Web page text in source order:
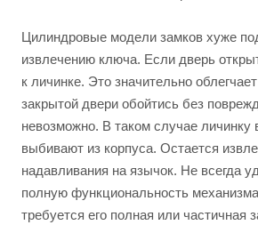
Цилиндровые модели замков хуже
извлечению ключа. Если дверь
к личинке. Это значительно
закрытой двери обойтись без
невозможно. В таком случае личинку
выбивают из корпуса. Остается
надавливания на язычок. Не всегда
полную функциональность
требуется его полная или частичная